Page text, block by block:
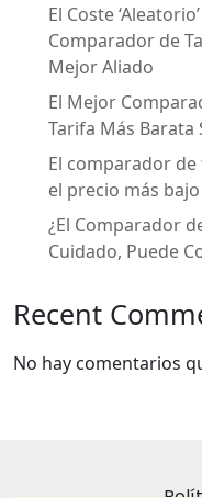
El Coste
Comparador de
Mejor Aliado
El Mejor
Tarifa Más Barata
El comparador
el precio más bajo
¿El Comparador
Cuidado, Puede
Recent
No hay comentarios